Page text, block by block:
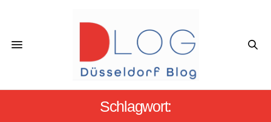
Schlagwort: